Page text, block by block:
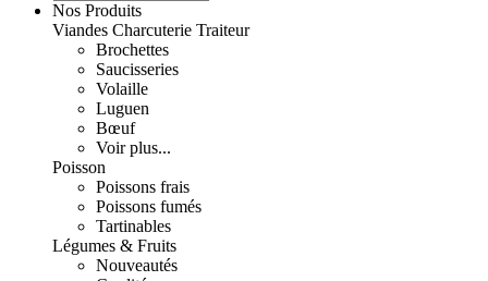
Nos Produits
Viandes Charcuterie Traiteur
Brochettes
Saucisseries
Volaille
Luguen
Bœuf
Voir plus...
Poisson
Poissons frais
Poissons fumés
Tartinables
Légumes & Fruits
Nouveautés